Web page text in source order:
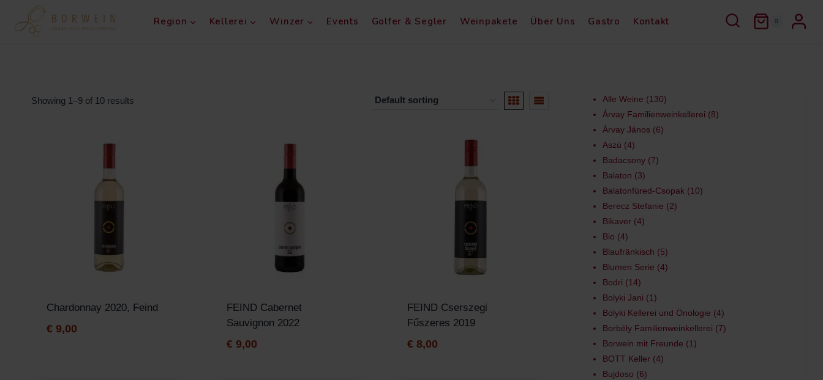
Region Kellerei Winzer Events Golfer & Segler Weinpakete Über Uns Gastro Kontakt 0
Showing 1–9 of 10 results
Chardonnay 2020, Feind
€9,00
FEIND Cabernet
Sauvignon 2022
€ 9,00
FEIND Cserszegi
Fűszeres 2019
€ 8,00
Alle Weine
130
Árvay Familienweinkellerei
8
Árvay János
6
Aszú
4
Badacsony
7
Balaton
3
Balatonfüred-Csopak
10
Berecz Stefanie
2
Bikaver 4
Bio
4
Blaufränkisch
5
Blumen Serie
4
Bodri
14
Bolyki Jani
1
Bolyki Kellerei und Önologie
4
Borbély Familienweinkellerei
7
Borwein mit Freunde
1
BOTT Keller 4
Bujdoso
6